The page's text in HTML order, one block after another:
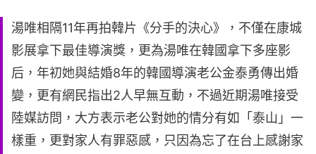
湯唯相隔11年再拍韓片《分手的決心》，不僅在康城
影展拿下最佳導演獎，更為湯唯在韓國拿下多座影
后，年初她與結婚8年的韓國導演老公金泰勇傳出婚
變，更有網民指出2人早無互動，不過近期湯唯接受
陸媒訪問，大方表示老公對她的情分有如「泰山」一
樣重，更對家人有罪惡感，只因為忘了在台上感謝家